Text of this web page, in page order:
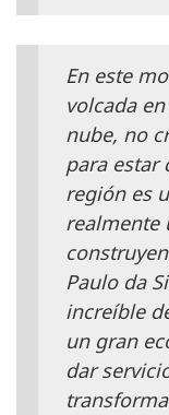
En este
volcada
nube, no
para estar
región es
realmente
Paulo da
increíble
un gran
dar